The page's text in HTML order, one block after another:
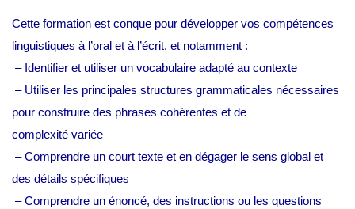
Cette formation est conque pour développer vos compétences
linguistiques à l’oral et à l’écrit, et notamment :
– Identifier et utiliser un vocabulaire adapté au contexte
– Utiliser les principales structures grammaticales nécessaires
pour construire des phrases cohérentes et de
complexité variée
– Comprendre un court texte et en dégager le sens global et
des détails spécifiques
– Comprendre un énoncé, des instructions ou les questions